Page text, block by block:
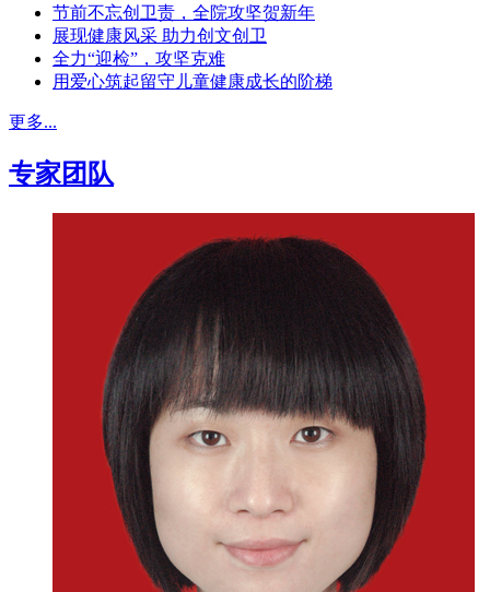
节前不忘创卫责，全院攻坚贺新年
展现健康风采 助力创文创卫
全力“迎检”，攻坚克难
用爱心筑起留守儿童健康成长的阶梯
更多...
专家团队